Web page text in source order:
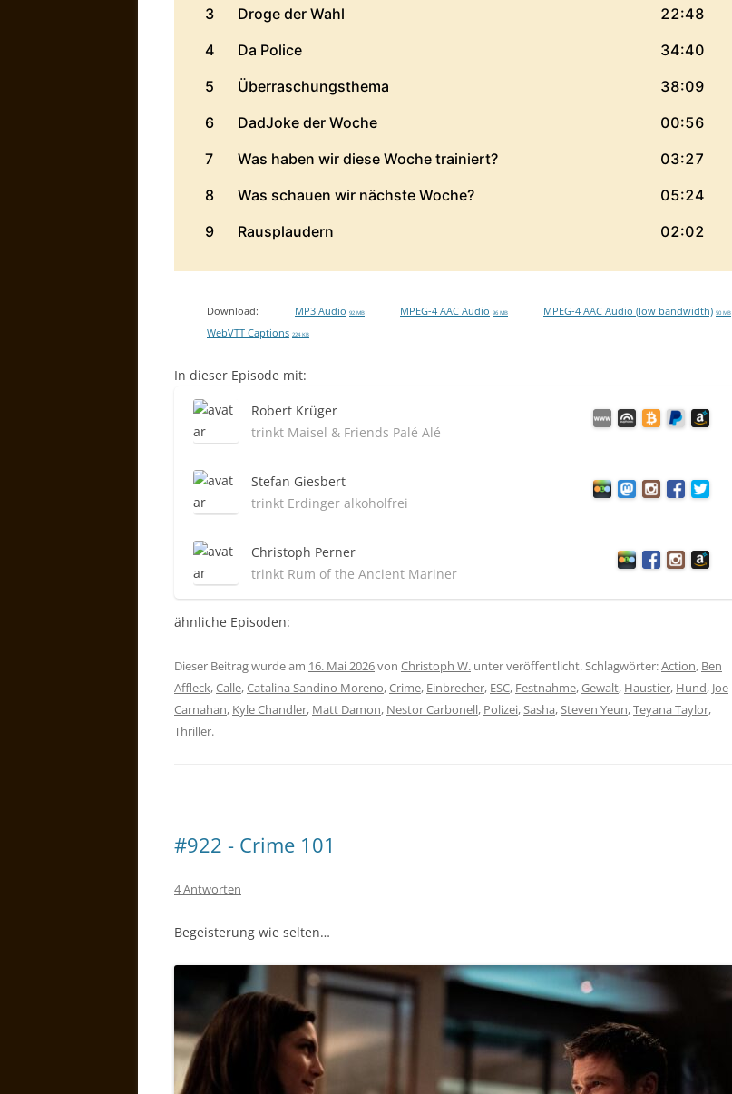
Download: MP3 Audio 92 MB MPEG-4 AAC Audio 96 MB MPEG-4 AAC Audio (low bandwidth) 50 MB
WebVTT Captions 224 KB
In dieser Episode mit:
Robert Krüger
trinkt Maisel & Friends Palé Alé
Stefan Giesbert
trinkt Erdinger alkoholfrei
Christoph Perner
trinkt Rum of the Ancient Mariner
ähnliche Episoden:
Dieser Beitrag wurde am 16. Mai 2026von Christoph W. unter veröffentlicht. Schlagwörter:Action, Ben
Affleck,Calle,Catalina Sandino Moreno,Crime, Einbrecher, ESC, Festnahme,Gewalt, Haustier, Hund, Joe
Carnahan, Kyle Chandler, Matt Damon, Nestor Carbonell, Polizei, Sasha, Steven Yeun,Teyana Taylor,
Thriller.
#922 - Crime 101
4 Antworten
Begeisterung wie selten…